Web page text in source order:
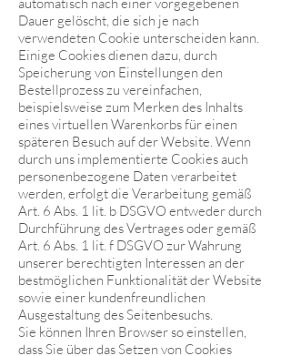
Dauer gelöscht, die sich je nach
verwendeten Cookie unterscheiden kann.
Einige Cookies dienen dazu, durch
Speicherung von Einstellungen den
Bestellprozess zu vereinfachen,
beispielsweise zum Merken des Inhalts
eines virtuellen Warenkorbs für einen
späteren Besuch auf der Website. Wenn
durch uns implementierte Cookies auch
personenbezogene Daten verarbeitet
werden, erfolgt die Verarbeitung gemäß
Art. 6 Abs. 1 lit. b DSGVO entweder durch
Durchführung des Vertrages oder gemäß
Art. 6 Abs. 1 lit. f DSGVO zur Wahrung
unserer berechtigten Interessen an der
bestmöglichen Funktionalität der Website
sowie einer kundenfreundlichen
Ausgestaltung des Seitenbesuchs.
Sie können Ihren Browser so einstellen,
dass Sie über das Setzen von Cookies